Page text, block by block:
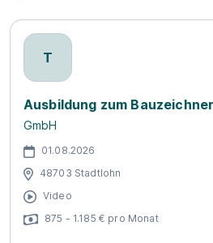
T
Ausbildung zum
GmbH
01.08.2026
48703 Stadtlohn
Video
875 - 1.185 € pro Monat